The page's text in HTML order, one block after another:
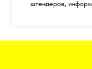
штендеров,